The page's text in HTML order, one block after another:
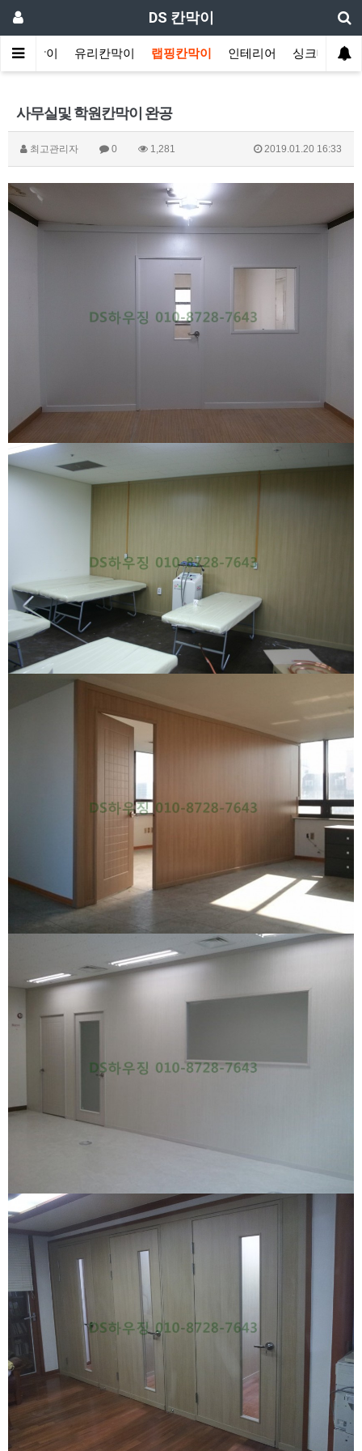
DS 칸막이
원칸막이 유리칸막이 랩핑칸막이 인테리어 싱크대
사무실및 학원칸막이 완공
최고관리자 0 1,281 2019.01.20 16:33